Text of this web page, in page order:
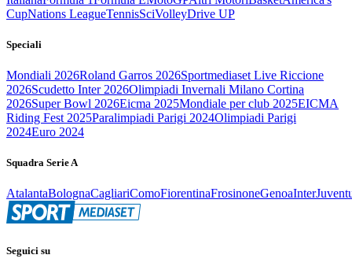
CupNations LeagueTennisSciVolleyDrive UP
Speciali
Mondiali 2026Roland Garros 2026Sportmediaset Live Riccione
2026Scudetto Inter 2026Olimpiadi Invernali Milano Cortina
2026Super Bowl 2026Eicma 2025Mondiale per club 2025EICMA
Riding Fest 2025Paralimpiadi Parigi 2024Olimpiadi Parigi
2024Euro 2024
Squadra Serie A
AtalantaBolognaCagliariComoFiorentinaFrosinoneGenoaInter
Seguici su